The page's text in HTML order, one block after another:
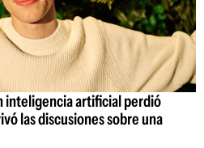
inteligencia artificial perdió
las discusiones sobre una